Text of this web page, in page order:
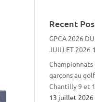
Recent
GPCA 2026
JUILLET 2026
Championnats
garçons au
Chantilly 9 et
13 juillet 2026